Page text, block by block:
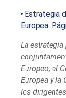
Estrategia
Europea.
La estrategia
Europeo, el
Europea y la
los